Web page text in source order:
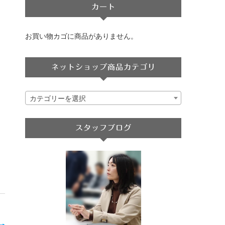
カート
お買い物カゴに商品がありません。
ネットショップ商品カテゴリ
カテゴリーを選択
スタッフブログ